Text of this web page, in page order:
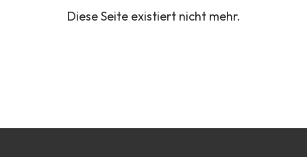
Diese Seite existiert nicht mehr.